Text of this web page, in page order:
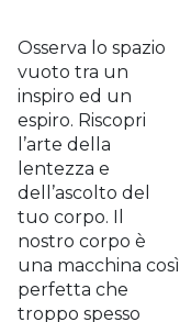
Osserva lo spazio
vuoto tra un
inspiro ed un
espiro. Riscopri
l’arte della
lentezza e
dell’ascolto del
tuo corpo. Il
nostro corpo è
una macchina così
perfetta che
troppo spesso